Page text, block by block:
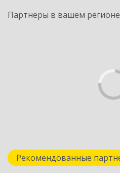
Партнеры в вашем
Рекомендованные